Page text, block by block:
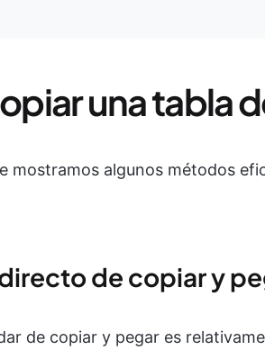
una tabla
mostramos algunos métodos
de copiar y
de copiar y pegar es